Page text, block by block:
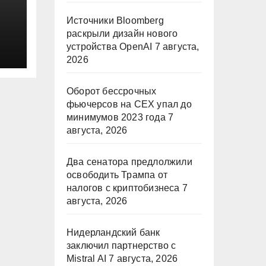
Источники Bloomberg
раскрыли дизайн нового
устройства OpenAI 7 августа,
2026
Оборот бессрочных
фьючерсов на CEX упал до
минимумов 2023 года 7
августа, 2026
Два сенатора предлолжили
освободить Трампа от
налогов с криптобизнеса 7
августа, 2026
Нидерландский банк
заключил партнерство с
Mistral AI 7 августа, 2026